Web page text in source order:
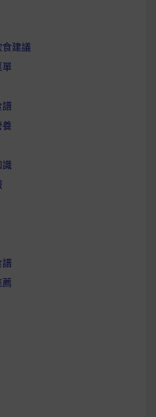
建議
譜
譜